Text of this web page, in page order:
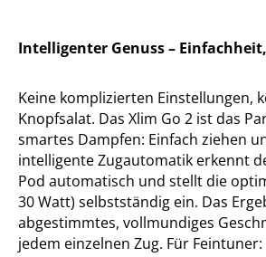
Intelligenter Genuss –
Keine komplizierten Einstellungen,
Knopfsalat. Das Xlim Go 2 ist das
smartes Dampfen: Einfach ziehen
intelligente Zugautomatik erkennt
Pod automatisch und stellt die
30 Watt) selbstständig ein. Das
abgestimmtes, vollmundiges
jedem einzelnen Zug. Für